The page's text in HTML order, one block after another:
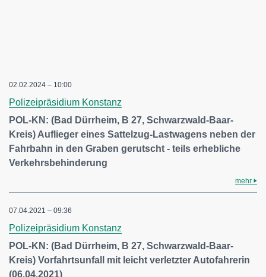
02.02.2024 – 10:00
Polizeipräsidium Konstanz
POL-KN: (Bad Dürrheim, B 27, Schwarzwald-Baar-
Kreis) Auflieger eines Sattelzug-Lastwagens neben der
Fahrbahn in den Graben gerutscht - teils erhebliche
Verkehrsbehinderung
mehr
07.04.2021 – 09:36
Polizeipräsidium Konstanz
POL-KN: (Bad Dürrheim, B 27, Schwarzwald-Baar-
Kreis) Vorfahrtsunfall mit leicht verletzter Autofahrerin
(06.04.2021)